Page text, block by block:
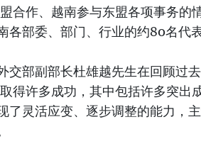
合作、越南参与东盟各项事务的
各部委、部门、行业的约80名代
交部副部长杜雄越先生在回顾过
得许多成功，其中包括许多突出
了灵活应变、逐步调整的能力，